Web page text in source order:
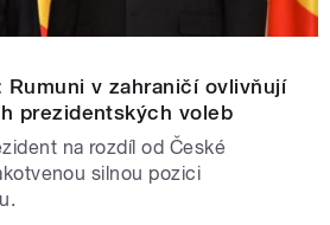
Rumuni v zahraničí ovlivňují
prezidentských voleb
na rozdíl od České
silnou pozici